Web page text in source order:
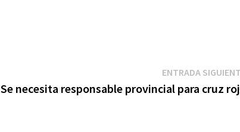
ENTRADA
Se necesita responsable provincial para cruz